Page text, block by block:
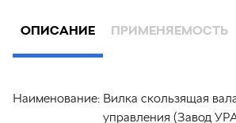
ОПИСАНИЕ ПРИМЕНЯЕМОСТЬ
Наименование: Вилка скользящая
управления (Завод